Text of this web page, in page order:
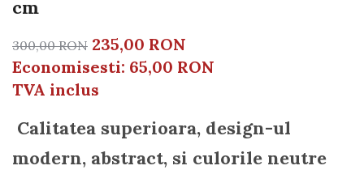
COVOARE OVALE sau ROTUNDE
cm
300,00 RON 235,00 RON
Economisesti: 65,00 RON
TVA inclus
Calitatea superioara, design-ul
modern, abstract, si culorile neutre